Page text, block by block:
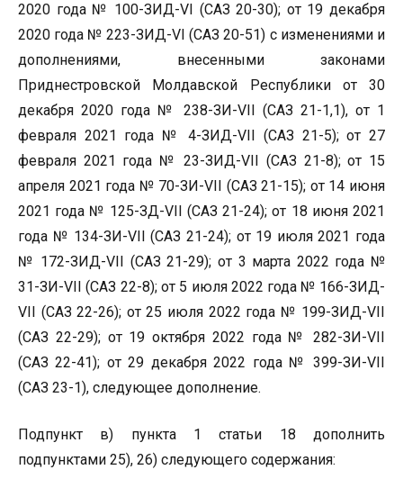
2020 года № 100-ЗИД-VI (САЗ 20-30); от 19 декабря
2020 года № 223-ЗИД-VI (САЗ 20-51) с изменениями и
дополнениями, внесенными законами
Приднестровской Молдавской Республики от 30
декабря 2020 года № 238-ЗИ-VII (САЗ 21-1,1), от 1
февраля 2021 года № 4-ЗИД-VII (САЗ 21-5); от 27
февраля 2021 года № 23-ЗИД-VII (САЗ 21-8); от 15
апреля 2021 года № 70-ЗИ-VII (САЗ 21-15); от 14 июня
2021 года № 125-ЗД-VII (САЗ 21-24); от 18 июня 2021
года № 134-ЗИ-VII (САЗ 21-24); от 19 июля 2021 года
№ 172-ЗИД-VII (САЗ 21-29); от 3 марта 2022 года №
31-ЗИ-VII (САЗ 22-8); от 5 июля 2022 года № 166-ЗИД-
VII (САЗ 22-26); от 25 июля 2022 года № 199-ЗИД-VII
(САЗ 22-29); от 19 октября 2022 года № 282-ЗИ-VII
(САЗ 22-41); от 29 декабря 2022 года № 399-ЗИ-VII
(САЗ 23-1), следующее дополнение.
Подпункт в) пункта 1 статьи 18 дополнить
подпунктами 25), 26) следующего содержания: